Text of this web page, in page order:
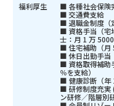
福利厚生
■ 各種社会保険
■ 交通費支給
■ 退職金制度（
■ 資格手当（宅
士：月 1 万 5000
■ 住宅補助（月
■ 休日出勤手当
■ 資格取得補助
％を支給）
■ 健康診断（年
■ 研修制度充実
ン研修／階層別